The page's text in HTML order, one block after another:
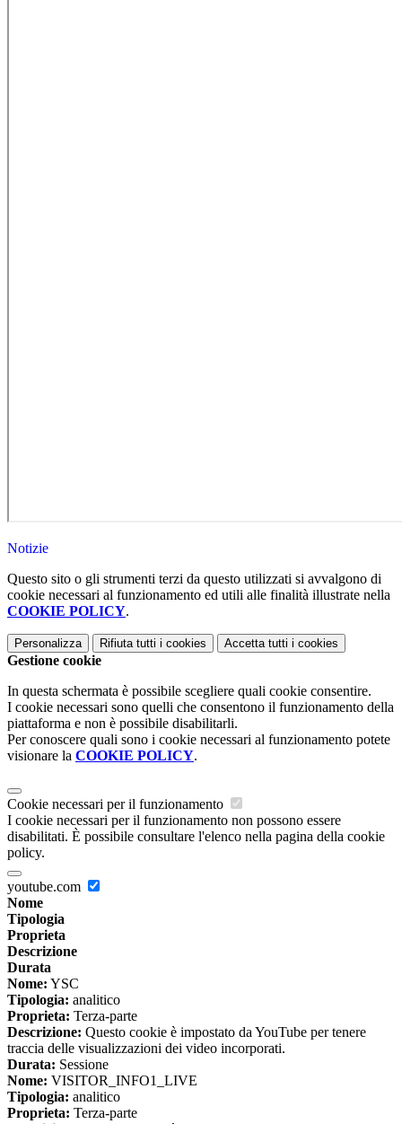
Notizie
Questo sito o gli strumenti terzi da questo utilizzati si avvalgono di
cookie necessari al funzionamento ed utili alle finalità illustrate nella
COOKIE POLICY.
Personalizza Rifiuta tutti i cookies Accetta tutti i cookies
Gestione cookie
In questa schermata è possibile scegliere quali cookie consentire.
I cookie necessari sono quelli che consentono il funzionamento della
piattaforma e non è possibile disabilitarli.
Per conoscere quali sono i cookie necessari al funzionamento potete
visionare la COOKIE POLICY.
Cookie necessari per il funzionamento
I cookie necessari per il funzionamento non possono essere
disabilitati. È possibile consultare l'elenco nella pagina della cookie
policy.
youtube.com
Nome
Tipologia
Proprieta
Descrizione
Durata
Nome: YSC
Tipologia: analitico
Proprieta: Terza-parte
Descrizione: Questo cookie è impostato da YouTube per tenere
traccia delle visualizzazioni dei video incorporati.
Durata: Sessione
Nome: VISITOR_INFO1_LIVE
Tipologia: analitico
Proprieta: Terza-parte